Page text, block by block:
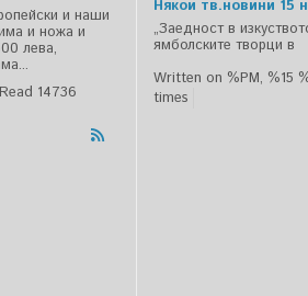
и наши
и ножа и
лева,
Read 14736
Някои тв.новини 15
„Заедност в
ямболските творци в
Written on %PM, %15
times